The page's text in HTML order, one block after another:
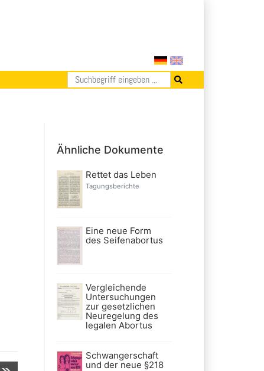
Ähnliche Dokumente
Rettet das Leben
Tagungsberichte
Eine neue Form
des Seifenabortus
Vergleichende
Untersuchungen
zur gesetzlichen
Neuregelung des
legalen Abortus
Schwangerschaft
und der neue §218